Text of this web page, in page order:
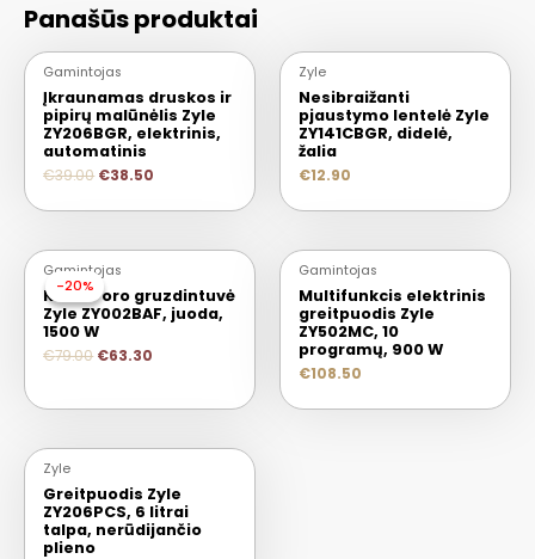
Panašūs produktai
Gamintojas
Įkraunamas druskos ir
pipirų malūnėlis Zyle
ZY206BGR, elektrinis,
automatinis
€39.00 €38.50
Zyle
Nesibraižanti
pjaustymo lentelė Zyle
ZY141CBGR, didelė,
žalia
€12.90
-20%
-20%
Gamintojas
Karšto oro gruzdintuvė
Zyle ZY002BAF, juoda,
1500 W
€79.00 €63.30
Gamintojas
Multifunkcis elektrinis
greitpuodis Zyle
ZY502MC, 10
programų, 900 W
€108.50
Zyle
Greitpuodis Zyle
ZY206PCS, 6 litrai
talpa, nerūdijančio
plieno